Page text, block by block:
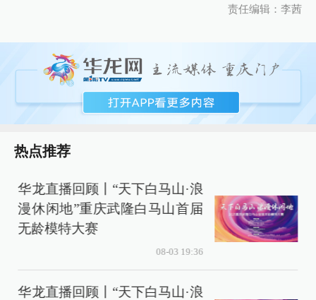
责任编辑：李茜
热点推荐
华龙直播回顾丨“天下白马山·浪
漫休闲地”重庆武隆白马山首届
无龄模特大赛
08-03 19:36
华龙直播回顾丨“天下白马山·浪